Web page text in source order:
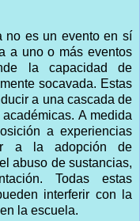
no es un evento en sí
a uno o más eventos
la capacidad de
socavada. Estas
a una cascada de
A medida
a experiencias
a la adopción de
abuso de sustancias,
Todas estas
interferir con la
la escuela.